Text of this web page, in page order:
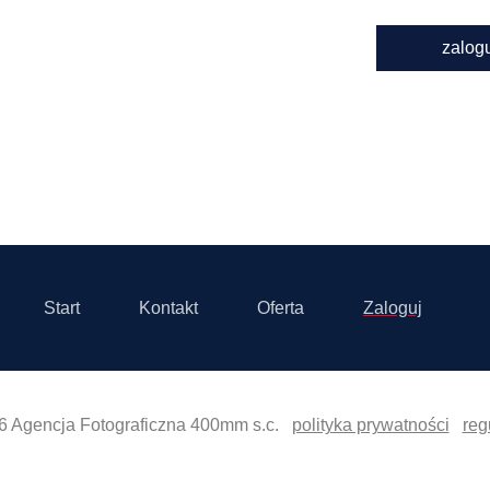
Start Kontakt Oferta Zaloguj
Agencja Fotograficzna 400mm s.c. polityka prywatności